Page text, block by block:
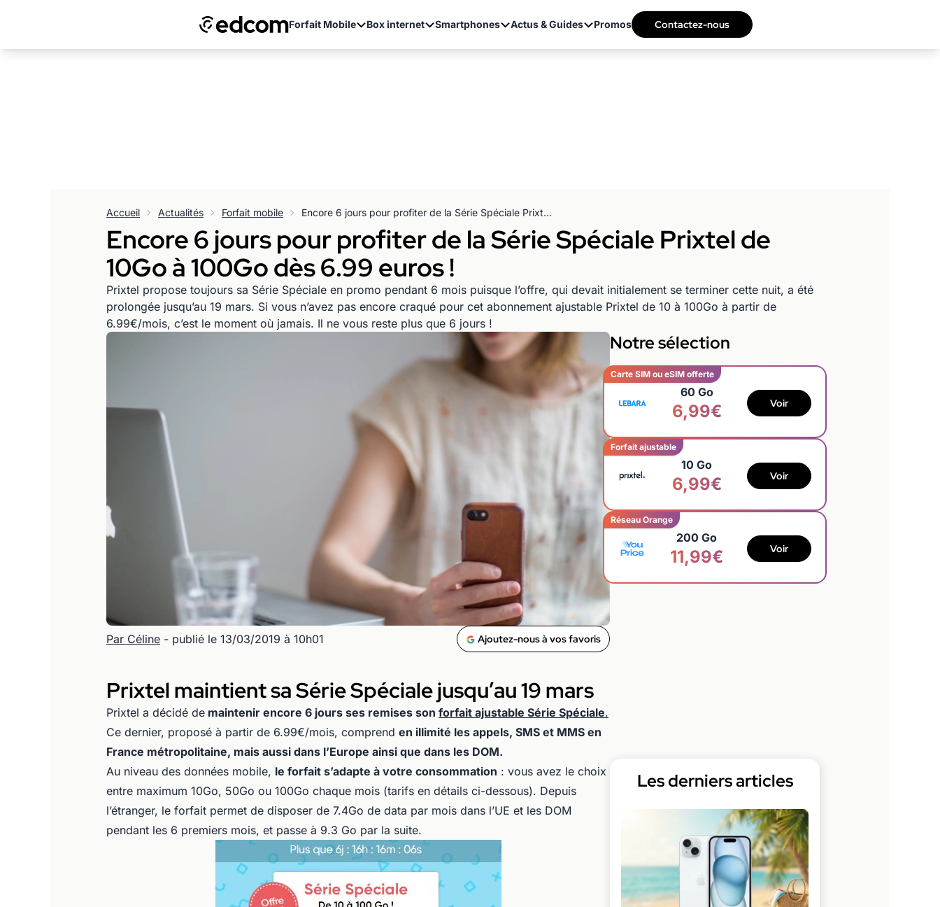
Forfait Mobile Box internet Smartphones Actus & Guides Promos Contactez-nous
Accueil Actualités Forfait mobile Encore 6 jours pour profiter de la Série Spéciale Prixtel de 10Go à 100Go dès 6.99 euros !
Encore 6 jours pour profiter de la Série Spéciale Prixtel de
10Go à 100Go dès 6.99 euros !
Prixtel propose toujours sa Série Spéciale en promo pendant 6 mois puisque l’offre, qui devait initialement se terminer cette nuit, a été
prolongée jusqu’au 19 mars. Si vous n’avez pas encore craqué pour cet abonnement ajustable Prixtel de 10 à 100Go à partir de
6.99€/mois, c’est le moment où jamais. Il ne vous reste plus que 6 jours !
Par Céline - publié le 13/03/2019 à 10h01 Ajoutez-nous à vos favoris
Prixtel maintient sa Série Spéciale jusqu’au 19 mars
Prixtel a décidé de maintenir encore 6 jours ses remises son forfait ajustable Série Spéciale.
Ce dernier, proposé à partir de 6.99€/mois, comprend en illimité les appels, SMS et MMS en
France métropolitaine, mais aussi dans l’Europe ainsi que dans les DOM.
Au niveau des données mobile, le forfait s’adapte à votre consommation : vous avez le choix
entre maximum 10Go, 50Go ou 100Go chaque mois (tarifs en détails ci-dessous). Depuis
l’étranger, le forfait permet de disposer de 7.4Go de data par mois dans l’UE et les DOM
pendant les 6 premiers mois, et passe à 9.3 Go par la suite.
Notre sélection
Carte SIM ou eSIM offerte
60 Go
6,99€ Voir
Forfait ajustable
10 Go
6,99€ Voir
Réseau Orange
200 Go
11,99€ Voir
Les derniers articles